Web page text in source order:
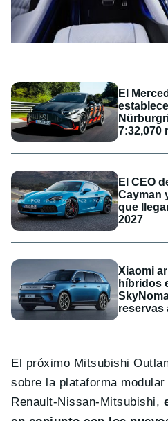
El
7:32,070
El CEO
Cayman
que
2027
Xiaomi
híbridos
reservas
El próximo Mitsubishi
sobre la plataforma
Renault-Nissan-Mitsubishi,